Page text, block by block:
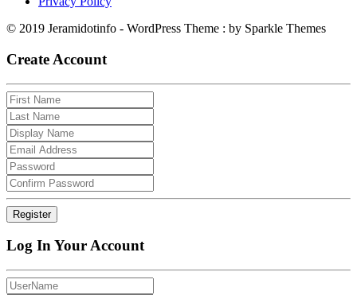
© 2019 Jeramidotinfo - WordPress Theme : by Sparkle Themes
Create Account
Log In Your Account